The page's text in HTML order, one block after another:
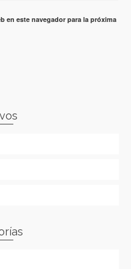
en este navegador para la próxima